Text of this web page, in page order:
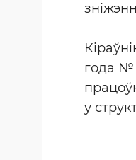
года №
у